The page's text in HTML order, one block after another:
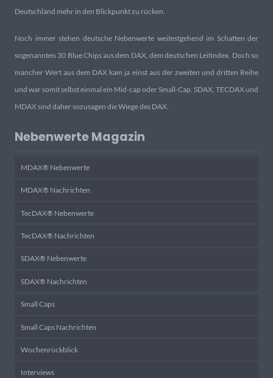
Deutschland mehr in den Blickpunkt zu rücken.
Noch immer stehen deutsche Nebenwerte weitestgehend im Schatten der
sogenannten 30 Blue Chips aus dem DAX, dem deutschen Leitindex. Doch so
mancher Wert aus dem DAX kam ja einst aus der zweiten und dritten Reihe
und war somit selbst einmal ein Mid-cap oder Small-Cap. SDAX, TECDAX und
MDAX sind daher sozusagen die Wiege des DAX.
Nebenwerte Magazin
MDAX® Nebenwerte
MDAX® Nachrichten
TecDAX® Nebenwerte
TecDAX® Nachrichten
SDAX® Nebenwerte
SDAX® Nachrichten
Small Caps
Small Caps Nachrichten
Wochenrückblick
Interviews